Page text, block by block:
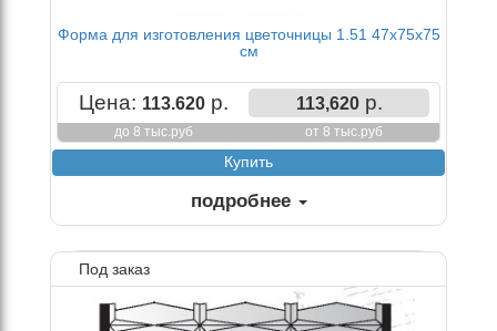
Форма для изготовления цветочницы 1.51 47х75х75
см
Цена: 113.620р.
до 8 тыс.руб
113,620р.
от 8 тыс.руб
подробнее
Под заказ